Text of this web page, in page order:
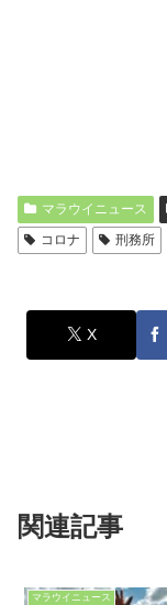
マラウイニュース
コロナ
刑務所
X
関連記事
マラウイニュース